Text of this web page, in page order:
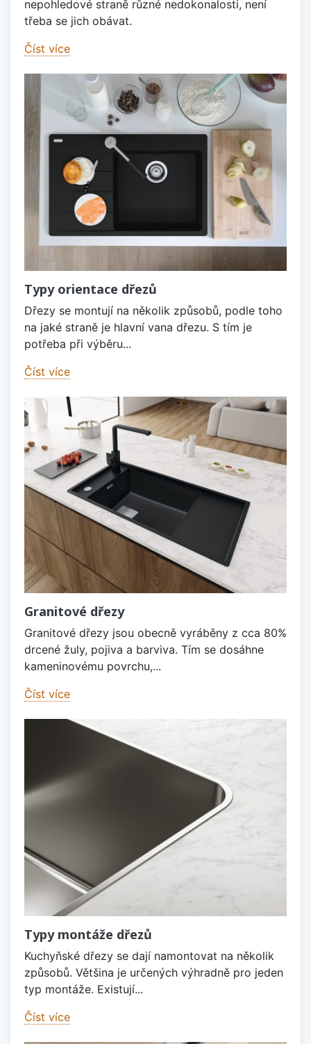
nepohledové straně různé nedokonalosti, není
třeba se jich obávat.
Číst více
Typy orientace dřezů
Dřezy se montují na několik způsobů, podle toho
na jaké straně je hlavní vana dřezu. S tím je
potřeba při výběru...
Číst více
Granitové dřezy
Granitové dřezy jsou obecně vyráběny z cca 80%
drcené žuly, pojiva a barviva. Tím se dosáhne
kameninovému povrchu,...
Číst více
Typy montáže dřezů
Kuchyňské dřezy se dají namontovat na několik
způsobů. Většina je určených výhradně pro jeden
typ montáže. Existují...
Číst více